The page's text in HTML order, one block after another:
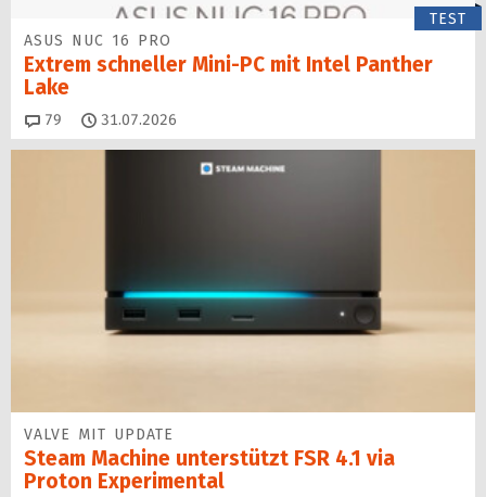
TEST
ASUS NUC 16 PRO
Extrem schneller Mini-PC mit Intel Panther
Lake
79 Kommentare
31.07.2026
VALVE MIT UPDATE
Steam Machine unterstützt FSR 4.1 via
Proton Experimental